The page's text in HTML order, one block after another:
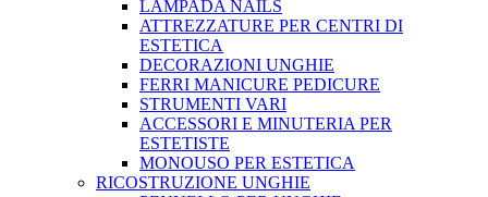
LAMPADA NAILS
ATTREZZATURE PER CENTRI DI
ESTETICA
DECORAZIONI UNGHIE
FERRI MANICURE PEDICURE
STRUMENTI VARI
ACCESSORI E MINUTERIA PER
ESTETISTE
MONOUSO PER ESTETICA
RICOSTRUZIONE UNGHIE